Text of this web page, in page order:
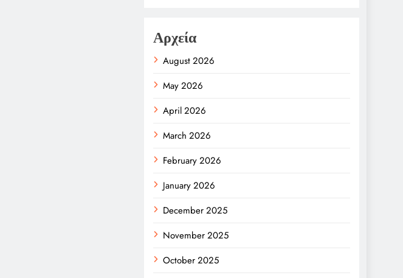
Αρχεία
August 2026
May 2026
April 2026
March 2026
February 2026
January 2026
December 2025
November 2025
October 2025